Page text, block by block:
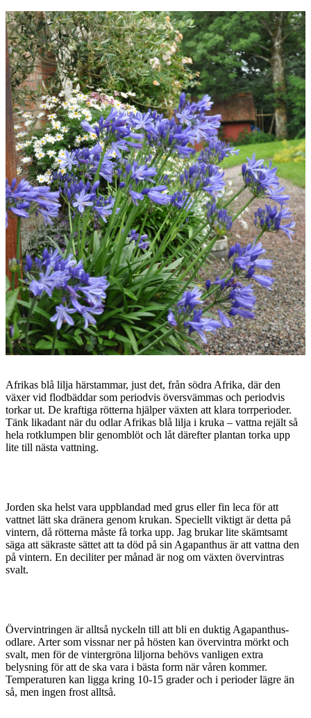
Afrikas blå lilja härstammar, just det, från södra Afrika, där den
växer vid flodbäddar som periodvis översvämmas och periodvis
torkar ut. De kraftiga rötterna hjälper växten att klara torrperioder.
Tänk likadant när du odlar Afrikas blå lilja i kruka – vattna rejält så
hela rotklumpen blir genomblöt och låt därefter plantan torka upp
lite till nästa vattning.
Jorden ska helst vara uppblandad med grus eller fin leca för att
vattnet lätt ska dränera genom krukan. Speciellt viktigt är detta på
vintern, då rötterna måste få torka upp. Jag brukar lite skämtsamt
säga att säkraste sättet att ta död på sin Agapanthus är att vattna den
på vintern. En deciliter per månad är nog om växten övervintras
svalt.
Övervintringen är alltså nyckeln till att bli en duktig Agapanthus-
odlare. Arter som vissnar ner på hösten kan övervintra mörkt och
svalt, men för de vintergröna liljorna behövs vanligen extra
belysning för att de ska vara i bästa form när våren kommer.
Temperaturen kan ligga kring 10-15 grader och i perioder lägre än
så, men ingen frost alltså.